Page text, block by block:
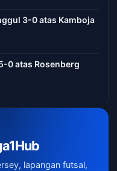
3-0 atas Kamboja
0 atas Rosenberg
lapangan futsal,